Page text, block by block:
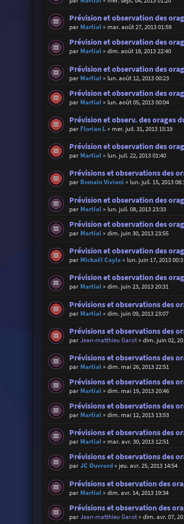
Prévision et observation des
par Martial» mar. août 27, 2013 01:59
Prévision et observation des
par Martial» dim. août 18, 2013 22:40
Prévision et observation des
par Martial» lun. août 12, 2013 00:23
Prévision et observation des
par Martial» lun. août 05, 2013 00:04
Prévision et observ. des orages
par Florian L» mer. juil. 31, 2013 15:19
Prévision et observation des
par Martial» lun. juil. 22, 2013 01:40
Prévisions et observations des
par Romain Viviani » lun. juil. 15, 2013
Prévision et observation des
par Martial» lun. juil. 08, 2013 23:33
Prévision et observation des
par Martial» dim. juin 30, 2013 23:55
Prévision et observation des
par Mickaël Cayla » lun. juin 17, 2013
Prévision et observation des
par Martial» dim. juin 23, 2013 20:31
Prévisions et observations des
par Martial» dim. juin 09, 2013 23:07
Prévisions et observations des
parJean-matthieu Garot» dim. juin 02,
Prévisions et observations des
par Martial» dim. mai 26, 2013 22:51
Prévisions et observations des
par Martial» dim. mai 19, 2013 20:46
Prévisions et observations des
par Martial» dim. mai 12, 2013 13:53
Prévisions et observations des
par Martial» mar. avr. 30, 2013 12:51
Prévisions et observations des
parJC Ouvrard» jeu. avr. 25, 2013 14:54
Prévisions et observation des
par Martial» dim. avr. 14, 2013 19:34
Prévisions et observation des
parJean-matthieu Garot» dim. avr. 07,